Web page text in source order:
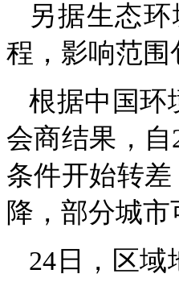
另据生态
程，影响范
根据中国环
会商结果，
条件开始转
降，部分城
24日，区